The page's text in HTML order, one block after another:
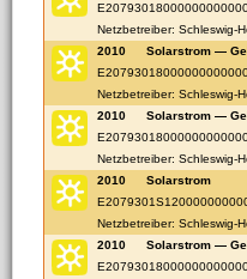
Netzbetreiber: Schleswig-
2010
Solarstrom —
Netzbetreiber: Schleswig-
2010
Solarstrom —
Netzbetreiber: Schleswig-
2010
Solarstrom
Netzbetreiber: Schleswig-
2010
Solarstrom —